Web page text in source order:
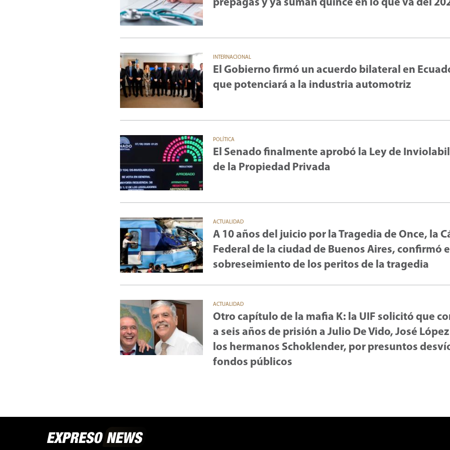
prepagas y ya suman quince en lo que va del
INTERNACIONAL
El Gobierno firmó un acuerdo bilateral en
que potenciará a la industria automotriz
POLÍTICA
El Senado finalmente aprobó la Ley de
de la Propiedad Privada
ACTUALIDAD
A 10 años del juicio por la Tragedia de Once, la
Federal de la ciudad de Buenos Aires, confirmó
sobreseimiento de los peritos de la tragedia
ACTUALIDAD
Otro capítulo de la mafia K: la UIF solicitó que
a seis años de prisión a Julio De Vido, José López
los hermanos Schoklender, por presuntos
fondos públicos